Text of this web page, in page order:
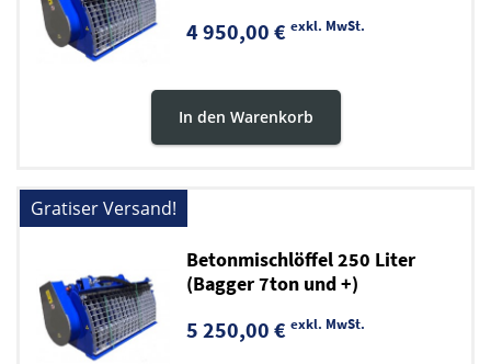
4 950,00 €exkl. MwSt.
In den Warenkorb
Gratiser Versand!
Betonmischlöffel 250 Liter
(Bagger 7ton und +)
5 250,00 €exkl. MwSt.